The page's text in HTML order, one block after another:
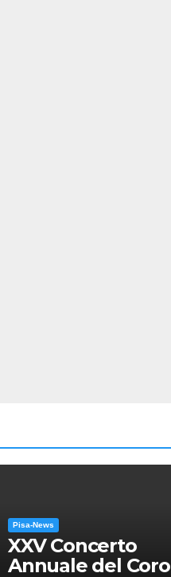
Pisa-News
XXV Concerto
Annuale del Coro